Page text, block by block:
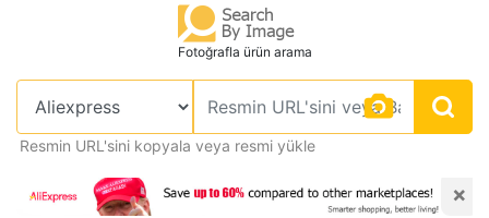
Fotoğrafla ürün arama
Resmin URL'sini kopyala veya resmi yükle
×